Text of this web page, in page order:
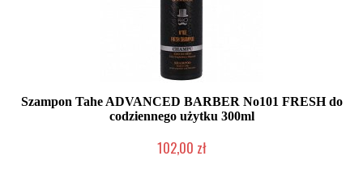
Szampon Tahe ADVANCED BARBER No101 FRESH do
codziennego użytku 300ml
102,00 zł